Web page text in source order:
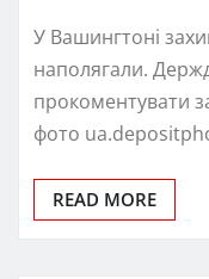
У Вашингтоні
наполягали.
прокоментувати
фото
READ MORE